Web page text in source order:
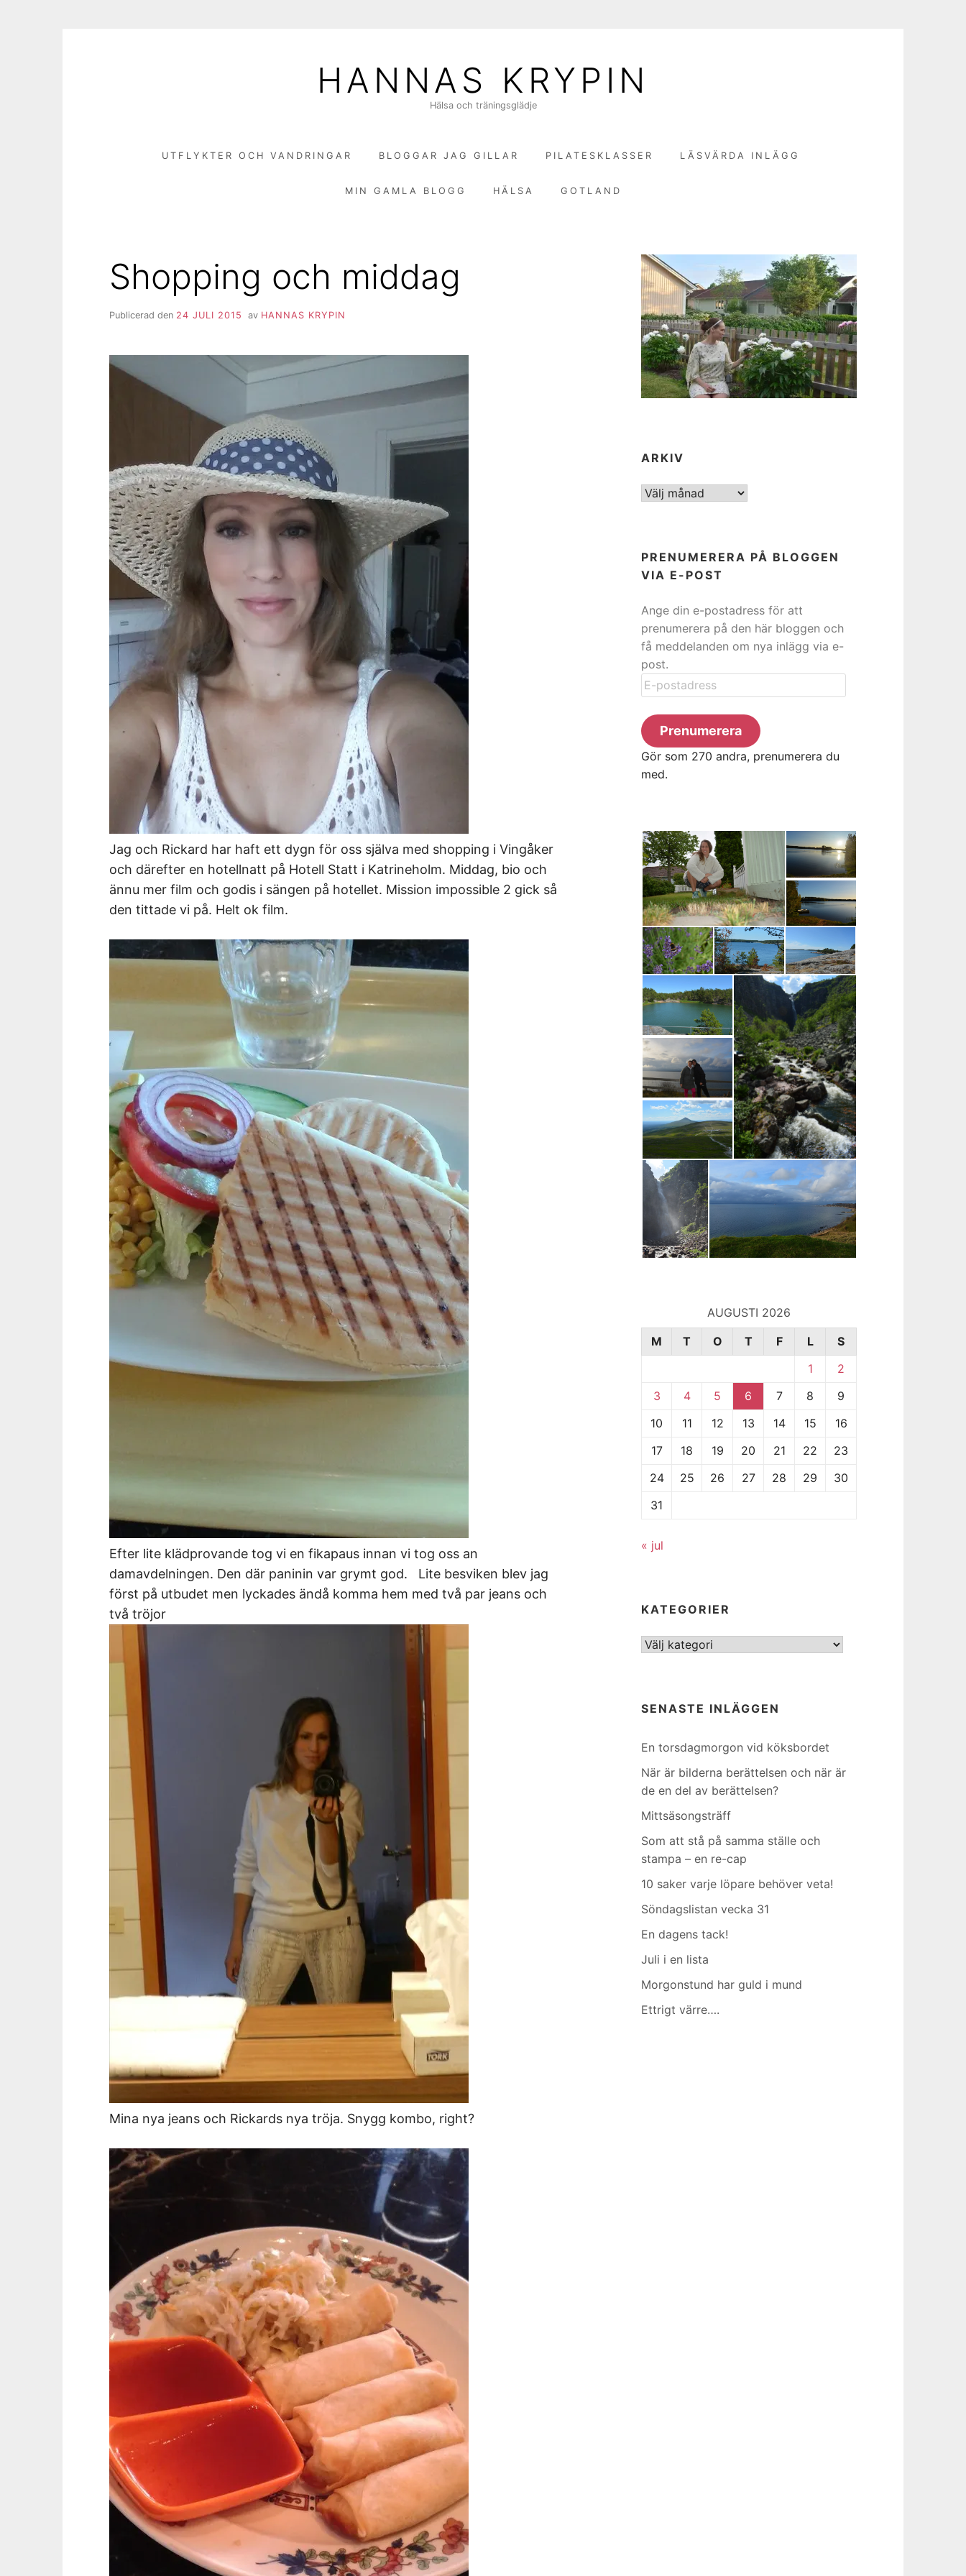
HANNAS KRYPIN
Hälsa och träningsglädje
UTFLYKTER OCH VANDRINGAR BLOGGAR JAG GILLAR PILATESKLASSER LÄSVÄRDA INLÄGG
MIN GAMLA BLOGG HÄLSA GOTLAND
Shopping och middag
Publicerad den 24 JULI 2015 av HANNAS KRYPIN
Jag och Rickard har haft ett dygn för oss själva med shopping i Vingåker
och därefter en hotellnatt på Hotell Statt i Katrineholm. Middag, bio och
ännu mer film och godis i sängen på hotellet. Mission impossible 2 gick så
den tittade vi på. Helt ok film.
Efter lite klädprovande tog vi en fikapaus innan vi tog oss an
damavdelningen. Den där paninin var grymt god. Lite besviken blev jag
först på utbudet men lyckades ändå komma hem med två par jeans och
två tröjor
Mina nya jeans och Rickards nya tröja. Snygg kombo, right?
ARKIV
ARKIV
PRENUMERERA PÅ BLOGGEN
VIA E-POST
Ange din e-postadress för att
prenumerera på den här bloggen och
få meddelanden om nya inlägg via e-
post.
E-
postadress
Prenumerera
Gör som 270 andra, prenumerera du
med.
AUGUSTI 2026
M
T O T F L
S
1
2
3
4 5 6 7 8
9
10
11 12 13 14 15
16
17
18 19 20 21 22
23
24
25 26 27 28 29
30
31
« jul
KATEGORIER
Kategorier
SENASTE INLÄGGEN
En torsdagmorgon vid köksbordet
När är bilderna berättelsen och när är
de en del av berättelsen?
Mittsäsongsträff
Som att stå på samma ställe och
stampa – en re-cap
10 saker varje löpare behöver veta!
Söndagslistan vecka 31
En dagens tack!
Juli i en lista
Morgonstund har guld i mund
Ettrigt värre….